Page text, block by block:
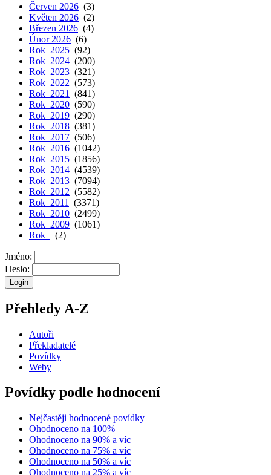
Červen 2026 (3)
Květen 2026 (2)
Březen 2026 (4)
Únor 2026 (6)
Rok 2025 (92)
Rok 2024 (200)
Rok 2023 (321)
Rok 2022 (573)
Rok 2021
(841)
Rok 2020 (590)
Rok 2019 (290)
Rok 2018 (381)
Rok 2017 (506)
Rok 2016 (1042)
Rok 2015 (1856)
Rok 2014 (4539)
Rok 2013 (7094)
Rok 2012 (5582)
Rok 2011
(3371)
Rok 2010 (2499)
Rok 2009 (1061)
Rok
(2)
Jméno:
Heslo:
Přehledy A-Z
Autoři
Překladatelé
Povídky
Weby
Povídky podle hodnocení
Nejčastěji hodnocené povídky
Ohodnoceno na 100%
Ohodnoceno na 90% a víc
Ohodnoceno na 75% a víc
Ohodnoceno na 50% a víc
Ohodnoceno na 25% a víc